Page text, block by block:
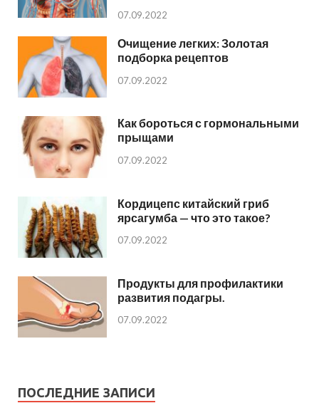
07.09.2022
Очищение легких: Золотая
подборка рецептов
07.09.2022
Как бороться с гормональными
прыщами
07.09.2022
Кордицепс китайский гриб
ярсагумба — что это такое?
07.09.2022
Продукты для профилактики
развития подагры.
07.09.2022
ПОСЛЕДНИЕ ЗАПИСИ